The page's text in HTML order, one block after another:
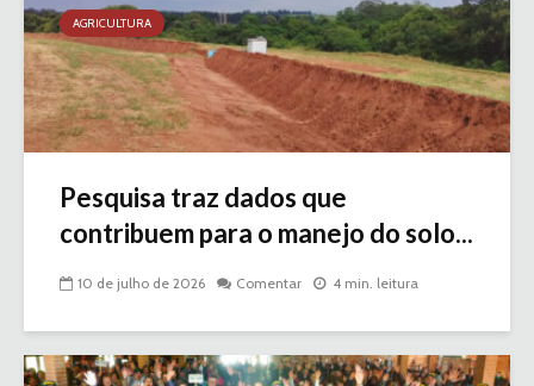
AGRICULTURA
Pesquisa traz dados que
contribuem para o manejo do solo...
10 de julho de 2026 Comentar 4 min. leitura